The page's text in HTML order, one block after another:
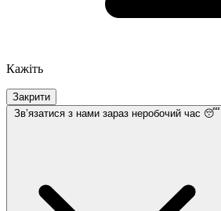
Кажіть
Закрити
Звʼязатися з нами зараз неробочий час 😴